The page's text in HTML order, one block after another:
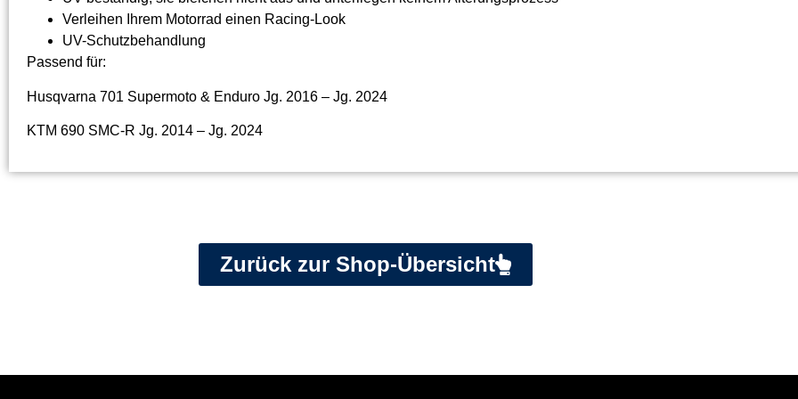
Verleihen Ihrem Motorrad einen Racing-Look
UV-Schutzbehandlung
Passend für:
Husqvarna 701 Supermoto & Enduro Jg. 2016 – Jg. 2024
KTM 690 SMC-R Jg. 2014 – Jg. 2024
Zurück zur Shop-Übersicht